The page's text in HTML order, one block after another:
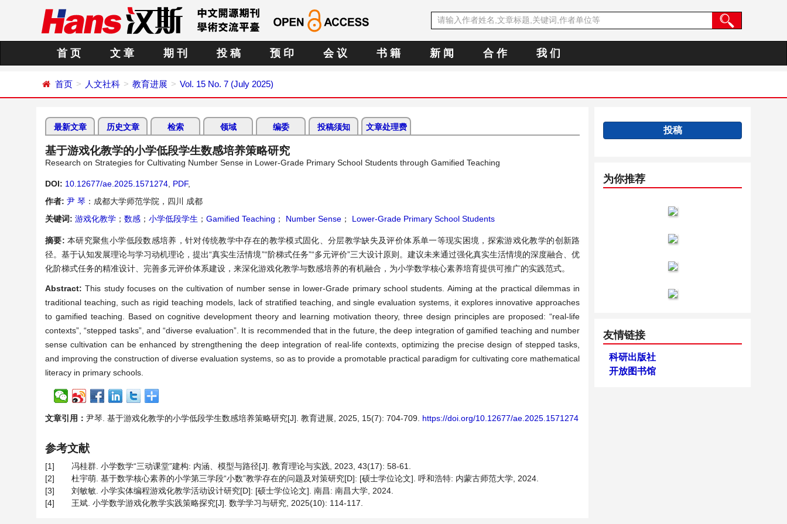
首 页 文 章 期 刊 投 稿 预 印 会 议 书 籍 新 闻 合 作 我 们
首页 人文社科 教育进展 Vol. 15 No. 7 (July 2025)
最新文章 历史文章 检索 领域 编委 投稿须知 文章处理费
基于游戏化教学的小学低段学生数感培养策略研究
Research on Strategies for Cultivating Number Sense in Lower-Grade Primary School Students through Gamified Teaching
DOI: 10.12677/ae.2025.1571274 PDF,
作者: 尹 琴 ：成都大学师范学院，四川 成都
关键词: 游戏化教学 ； 数感 ； 小学低段学生 ； Gamified Teaching ； Number Sense ； Lower-Grade Primary School Students
摘要:本研究聚焦小学低段数感培养，针对传统教学中存在的教学模式固化、分层教学缺失及评价体系单一等现实困境，探索游戏化教学的创新路
径。基于认知发展理论与学习动机理论，提出“真实生活情境”“阶梯式任务”“多元评价”三大设计原则。建议未来通过强化真实生活情境的深度融合、优
化阶梯式任务的精准设计、完善多元评价体系建设，来深化游戏化教学与数感培养的有机融合，为小学数学核心素养培育提供可推广的实践范式。
Abstract:This study focuses on the cultivation of number sense in lower-Grade primary school students. Aiming at the practical dilemmas in
traditional teaching, such as rigid teaching models, lack of stratified teaching, and single evaluation systems, it explores innovative approaches
to gamified teaching. Based on cognitive development theory and learning motivation theory, three design principles are proposed: “real-life
contexts”, “stepped tasks”, and “diverse evaluation”. It is recommended that in the future, the deep integration of gamified teaching and number
sense cultivation can be enhanced by strengthening the deep integration of real-life contexts, optimizing the precise design of stepped tasks,
and improving the construction of diverse evaluation systems, so as to provide a promotable practical paradigm for cultivating core mathematical
literacy in primary schools.
文章引用： 尹琴. 基于游戏化教学的小学低段学生数感培养策略研究[J]. 教育进展, 2025, 15(7): 704-709. https://doi.org/10.12677/ae.2025.1571274
参考文献
[1]
冯桂群. 小学数学“三动课堂”建构: 内涵、模型与路径[J]. 教育理论与实践, 2023, 43(17): 58-61.
[2]
杜宇萌. 基于数学核心素养的小学第三学段“小数”教学存在的问题及对策研究[D]: [硕士学位论文]. 呼和浩特: 内蒙古师范大学, 2024.
[3]
刘敏敏. 小学实体编程游戏化教学活动设计研究[D]: [硕士学位论文]. 南昌: 南昌大学, 2024.
[4]
王斌. 小学数学游戏化教学实践策略探究[J]. 数学学习与研究, 2025(10): 114-117.
投稿
为你推荐
友情链接
科研出版社
开放图书馆